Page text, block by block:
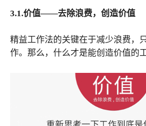
3.1.价值——去除浪费，创造价值
精益工作法的关键在于减少浪费，
作。那么，什么才是能创造价值的